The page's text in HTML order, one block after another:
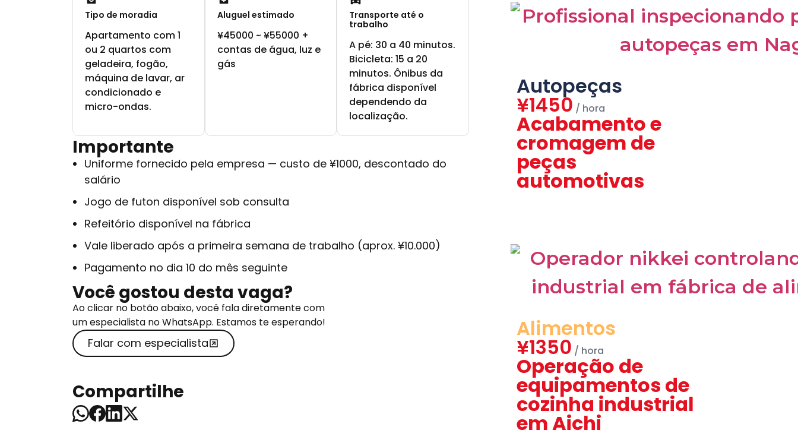
Tipo de moradia
Apartamento com 1
ou 2 quartos com
geladeira, fogão,
máquina de lavar, ar
condicionado e
micro-ondas.
Aluguel estimado
¥45000 ~ ¥55000 +
contas de água, luz e
gás
Transporte até o
trabalho
A pé: 30 a 40 minutos.
Bicicleta: 15 a 20
minutos. Ônibus da
fábrica disponível
dependendo da
localização.
Importante
Uniforme fornecido pela empresa — custo de ¥1000, descontado do
salário
Jogo de futon disponível sob consulta
Refeitório disponível na fábrica
Vale liberado após a primeira semana de trabalho (aprox. ¥10.000)
Pagamento no dia 10 do mês seguinte
Você gostou desta vaga?
Ao clicar no botão abaixo, você fala diretamente com
um especialista no WhatsApp. Estamos te esperando!
Falar com especialista
Compartilhe
Autopeças
¥1450
Acabamento e
cromagem de
peças
automotivas
Alimentos
¥1350
Operação de
equipamentos de
cozinha industrial
em Aichi